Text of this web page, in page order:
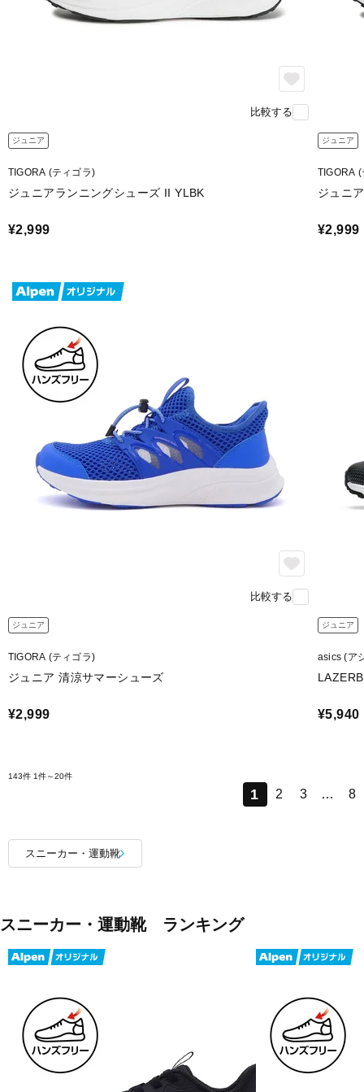
比較する
ジュニア
TIGORA (ティゴラ)
ジュニアランニングシューズ II YLBK
¥2,999
ジュニア
TIGORA
ジュニ
¥2,999
比較する
ジュニア
TIGORA (ティゴラ)
ジュニア 清涼サマーシューズ
¥2,999
ジュニア
asics (ア
¥5,940
143件 1件～20件
1 2 3 … 8
スニーカー・運動靴
スニーカー・運動靴 ランキング